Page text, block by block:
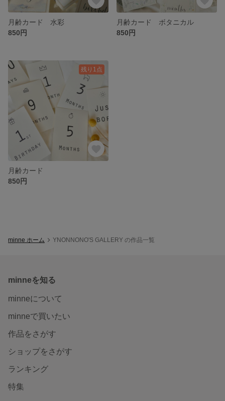
月齢カード 水彩
850円
月齢カード ボタニカル
850円
残り1点
月齢カード
850円
minne ホーム YNONNONO'S GALLERY の作品一覧
minneを知る
minneについて
minneで買いたい
作品をさがす
ショップをさがす
ランキング
特集